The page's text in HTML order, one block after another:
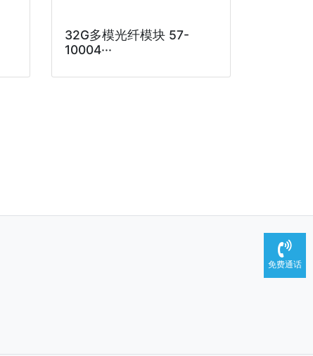
32G多模光纤模块 57-
10004···
免费通话